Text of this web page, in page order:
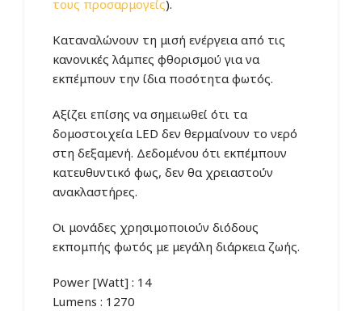
τους προσαρμογείς).
Καταναλώνουν τη μισή ενέργεια από τις
κανονικές λάμπες φθορισμού για να
εκπέμπουν την ίδια ποσότητα φωτός.
Αξίζει επίσης να σημειωθεί ότι τα
δομοστοιχεία LED δεν θερμαίνουν το νερό
στη δεξαμενή. Δεδομένου ότι εκπέμπουν
κατευθυντικό φως, δεν θα χρειαστούν
ανακλαστήρες.
Οι μονάδες χρησιμοποιούν διόδους
εκπομπής φωτός με μεγάλη διάρκεια ζωής.
Power [Watt] : 14
Lumens : 1270